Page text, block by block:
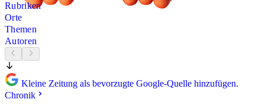
Rubriken
Orte
Themen
Autoren
Kleine Zeitung als bevorzugte Google-Quelle hinzufügen.
Chronik